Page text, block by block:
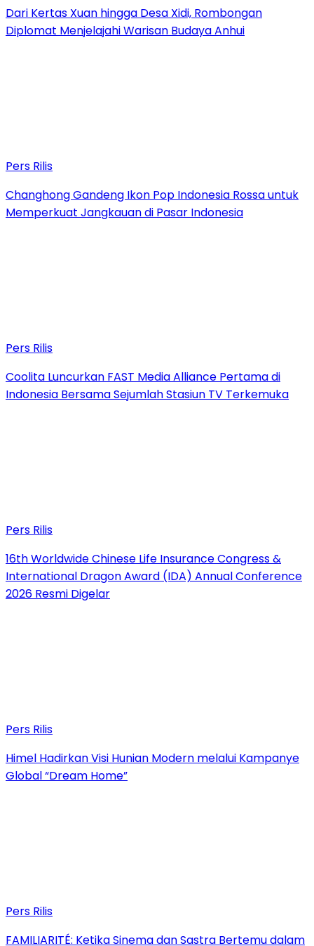
Dari Kertas Xuan hingga Desa Xidi, Rombongan
Diplomat Menjelajahi Warisan Budaya Anhui
Pers Rilis
Changhong Gandeng Ikon Pop Indonesia Rossa untuk
Memperkuat Jangkauan di Pasar Indonesia
Pers Rilis
Coolita Luncurkan FAST Media Alliance Pertama di
Indonesia Bersama Sejumlah Stasiun TV Terkemuka
Pers Rilis
16th Worldwide Chinese Life Insurance Congress &
International Dragon Award (IDA) Annual Conference
2026 Resmi Digelar
Pers Rilis
Himel Hadirkan Visi Hunian Modern melalui Kampanye
Global “Dream Home”
Pers Rilis
FAMILIARITÉ: Ketika Sinema dan Sastra Bertemu dalam